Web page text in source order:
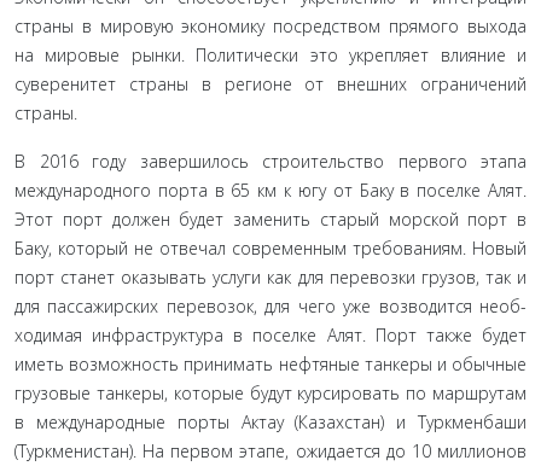
страны в мировую экономику посредством прямого выхода
на мировые рынки. Политически это укрепляет влияние и
суверенитет страны в регионе от внешних ограничений
страны.
В 2016 году завершилось строительство первого этапа
международного порта в 65 км к югу от Баку в поселке Алят.
Этот порт должен будет заменить старый морской порт в
Баку, который не отвечал современным требованиям. Новый
порт станет оказывать услуги как для перевозки грузов, так и
для пассажирских перевозок, для чего уже возводится необ­
ходимая инфраструктура в поселке Алят. Порт также будет
иметь возможность принимать нефтяные танкеры и обычные
грузовые танкеры, которые будут курсировать по маршрутам
в международные порты Актау (Казахстан) и Туркменбаши
(Туркменистан). На первом этапе, ожидается до 10 миллионов